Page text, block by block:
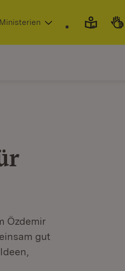
Fenster)
Özdemir
gut